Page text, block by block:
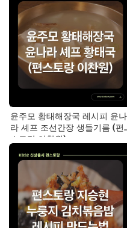
윤주모 황태해장국 레시피 윤나
라 셰프 조선간장 생들기름 (편
스토랑 이찬원)